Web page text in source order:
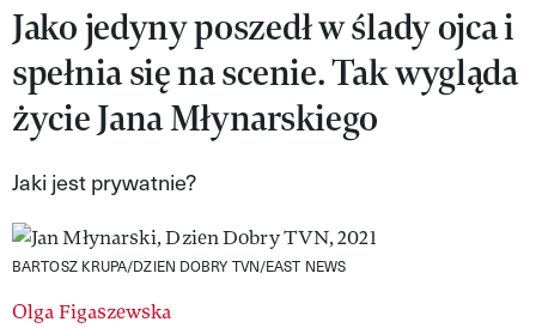
Nasze akcje
VIVA!ART
VIVA!MODA
VIVA!PEOPLE POWER
VIVA!ITAKA
Jako jedyny poszedł w ślady ojca i
spełnia się na scenie. Tak wygląda
życie Jana Młynarskiego
Jaki jest prywatnie?
BARTOSZ KRUPA/DZIEN DOBRY TVN/EAST NEWS
Olga Figaszewska